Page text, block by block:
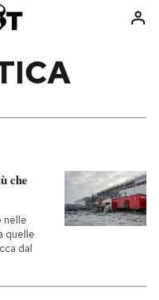
Consumismi
Ok Boomer!
Media
Altrecose
che
nelle
quelle
dal